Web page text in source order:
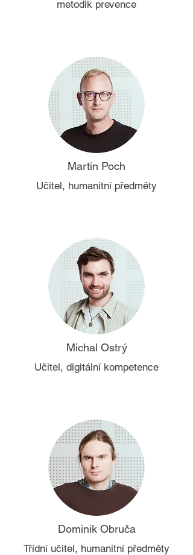
metodik prevence
Martin Poch
Učitel, humanitní předměty
Michal Ostrý
Učitel, digitální kompetence
Dominik Obruča
Třídní učitel, humanitní předměty​​